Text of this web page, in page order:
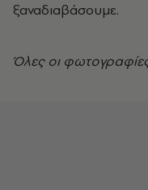
ξαναδιαβάσουμε.
Όλες οι